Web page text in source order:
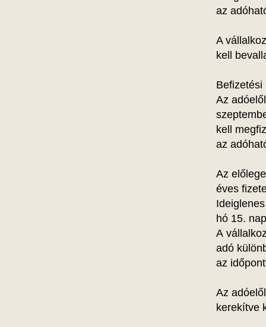
az
A
kell
Befizetési
Az
kell
az
Az
éves
hó 15.
A
adó
az
Az
kerekítve